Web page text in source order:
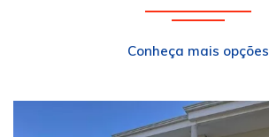
Conheça mais opções